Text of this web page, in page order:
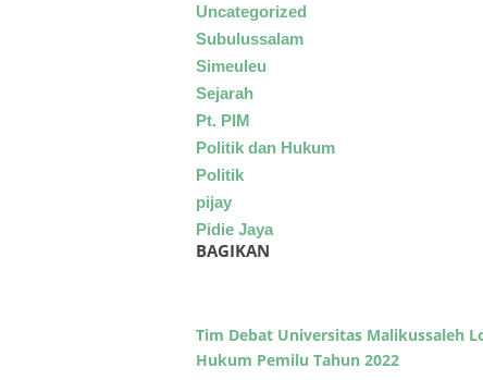
Uncategorized
Subulussalam
Simeuleu
Sejarah
Pt. PIM
Politik dan Hukum
Politik
pijay
Pidie Jaya
BAGIKAN
Tim Debat Universitas Malikussaleh
Hukum Pemilu Tahun 2022